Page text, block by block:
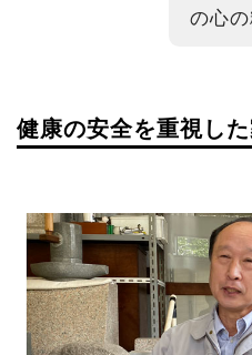
の心の
健康の安全を重視した